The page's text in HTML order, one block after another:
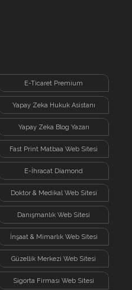
E-Ticaret Premium
Yapay Zeka Hukuk Asistanı
Yapay Zeka Blog Yazarı
Fast Print Matbaa Web Sitesi
E-İhracat Diamond
Doktor & Medikal Web Sitesi
Danışmanlık Web Sitesi
İnşaat & Mimarlık Web Sitesi
Güzellik Merkezi Web Sitesi
Sigorta Firması Web Sitesi